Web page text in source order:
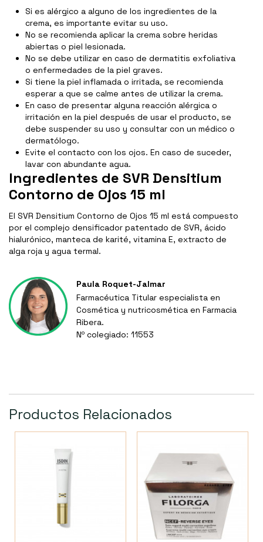
Si es alérgico a alguno de los ingredientes de la
crema, es importante evitar su uso.
No se recomienda aplicar la crema sobre heridas
abiertas o piel lesionada.
No se debe utilizar en caso de dermatitis exfoliativa
o enfermedades de la piel graves.
Si tiene la piel inflamada o irritada, se recomienda
esperar a que se calme antes de utilizar la crema.
En caso de presentar alguna reacción alérgica o
irritación en la piel después de usar el producto, se
debe suspender su uso y consultar con un médico o
dermatólogo.
Evite el contacto con los ojos. En caso de suceder,
lavar con abundante agua.
Ingredientes de SVR Densitium
Contorno de Ojos 15 ml
El SVR Densitium Contorno de Ojos 15 ml está compuesto
por el complejo densificador patentado de SVR, ácido
hialurónico, manteca de karité, vitamina E, extracto de
alga roja y agua termal.
Paula Roquet-Jalmar
Farmacéutica Titular especialista en
Cosmética y nutricosmética en Farmacia
Ribera.
Nº colegiado: 11553
Productos Relacionados